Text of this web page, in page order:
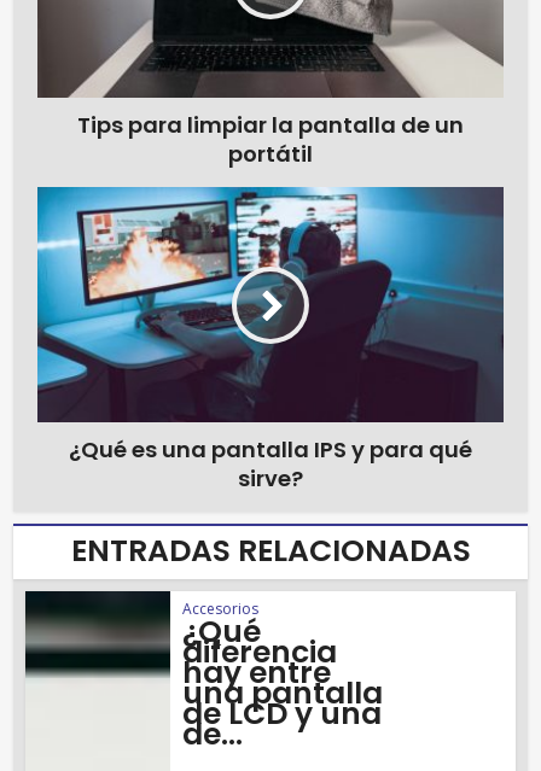
Tips para limpiar la pantalla de un
portátil
¿Qué es una pantalla IPS y para qué
sirve?
ENTRADAS RELACIONADAS
Accesorios
¿Qué
diferencia
hay entre
una pantalla
de LCD y una
de...